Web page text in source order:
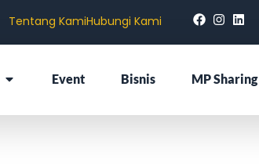
Tentang KamiHubungi Kami
Event Bisnis MP Sharing